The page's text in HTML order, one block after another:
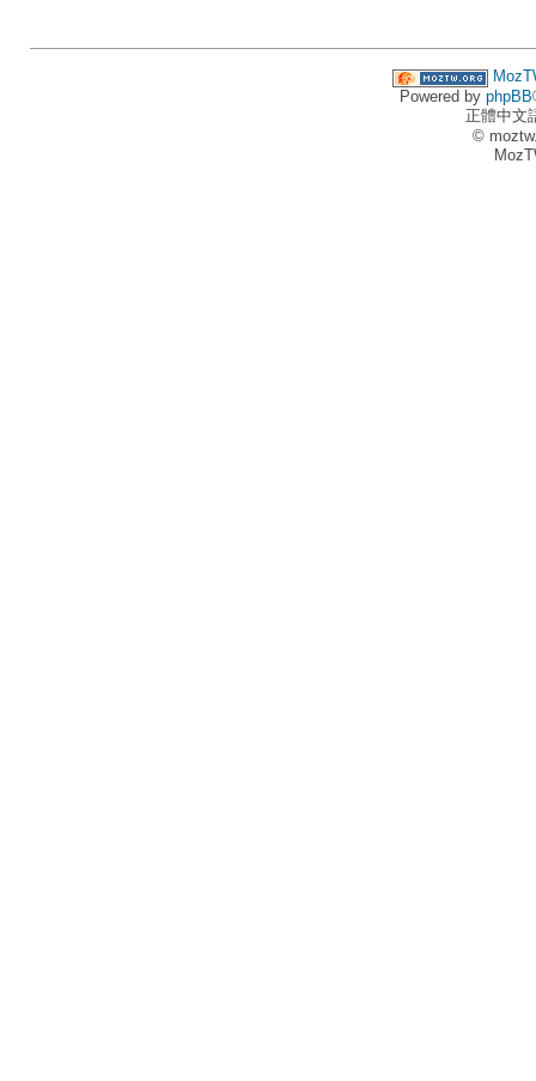
Powered by phpBB
正體中文
©